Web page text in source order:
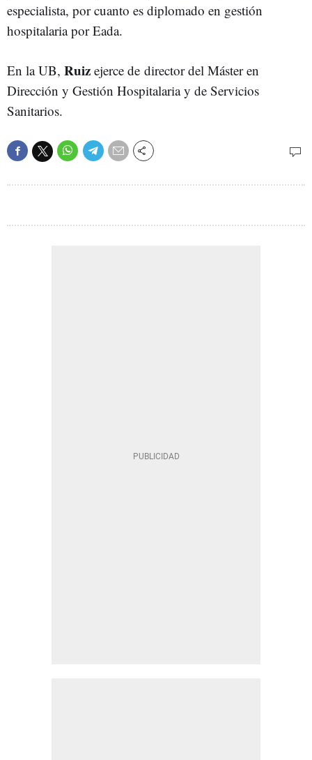
especialista, por cuanto es diplomado en gestión
hospitalaria por Eada.
En la UB, Ruiz ejerce de director del Máster en
Dirección y Gestión Hospitalaria y de Servicios
Sanitarios.